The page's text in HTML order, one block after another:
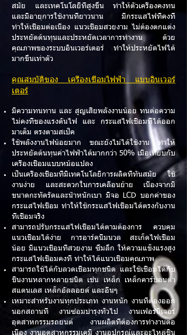
สมัย และเทคโนโลยีที่สูงขึ้น ทำให้ตัวเครื่องคงทน
และมีอายุการใช้งานที่ยาวนาน มีกระแสไฟที่คงที่
ทำให้เชื่อมต่อเนื่อง แนวเชื่อมสวยงาม ไม่ต้องตกแต่ง
ประหยัดต้นทุนและประหยัดเวลาการทำงาน ด้วย
คุณภาพของระบบอินเวอร์เตอร์ ทำให้ประหยัดไฟได้
มากขึ้นเท่าตัว
คุณสมบัติของ เครื่องเชื่อมไฟฟ้า แบบอินเวอร์
เตอร์
มีความทนทาน และ สูญเสียพลังงานน้อย ทนต่อความ
ไม่คงที่ของแรงดันไฟ และ กระแสไฟเชื่อมที่ได้ออก
มาเต็ม ตรงตามสเป็ค
ใช้พลังงานไฟน้อยมาก ขณะยังไม่ได้ใช้งาน ทำให้
ประหยัดต้นทุนค่าไฟฟ้าได้มากกว่า 50% เมื่อเทียบกับ
เครื่องเชื่อมแบบหม้อแปลง
เป็นเครื่องเช่ื่อมที่มีเทคโนโลยีการผลิตที่ทันสมัย ใช้
งานง่าย และสะดวกในการเคลื่อนย้าย เนื่องจากมี
ขนาดกะทัดรัดและน้ำหนักเบา มีจอ LCD บอกค่าของ
กระแสไฟเชื่อม ทำให้ใช้กระแสไฟเชื่อมได้ตรงกับงาน
ที่เชื่อมจริง
สามารถปรับกระแสไฟเชื่อมได้ตามต้องการ ควบคุม
แนวเชื่อมได้ง่าย การอาร์คนิ่มนวล สะเก็ดไฟเชื่อม
น้อย มีแนวเชื่อมที่สวยงาม ซึมลึก ให้ความแข็งแรงสูง
กระแสไฟเชื่อมคงที่ ทำให้ได้แนวเชื่อมคุณภาพ
สามารถใช้ได้กับลวดเชื่อมทุกชนิด และใช้เชื่อมได้กับ
ชิ้นงานหลากหลายชนิด เช่น เหล็ก เหล็กคาร์บอนต่ำ
สแตนเลส เหล็กอัลลอยด์ และอื่นๆ
เหมาะสำหรับงานทุกประเภท งานหนัก งานที่ต้องออก
นอกสถานที่ งานซ่อมบำรุงทั่วไป งานเฟอร์นิเจอร์
อุตสาหกรรมรถยนต์ งานผลิตที่ต้องการทำงานต่อ
เนื่อง งานอุตสาหกรรมเคมี งานอุปกรณ์และอะไหล่ชิ้น